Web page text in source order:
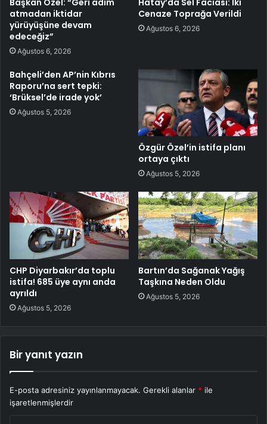
atmadan iktidar
yürüyüşüne devam
edeceğiz”
Ağustos 6, 2026
Cenaze Toprağa Verildi
Ağustos 6, 2026
Bahçeli’den AP’nin Kıbrıs
Raporu’na sert tepki:
‘Brüksel’de irade yok’
Ağustos 5, 2026
Özgür Özel’in istifa planı
ortaya çıktı
Ağustos 5, 2026
CHP Diyarbakır’da toplu
istifa! 685 üye aynı anda
ayrıldı
Ağustos 5, 2026
Bartın’da Sağanak Yağış
Taşkına Neden Oldu
Ağustos 5, 2026
Bir yanıt yazın
E-posta adresiniz yayınlanmayacak. Gerekli alanlar * ile
işaretlenmişlerdir